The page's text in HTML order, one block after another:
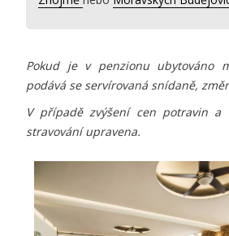
Pokud je v penzionu ubytováno
podává se servírovaná snídaně,
V případě zvýšení cen potravin a
stravování upravena.